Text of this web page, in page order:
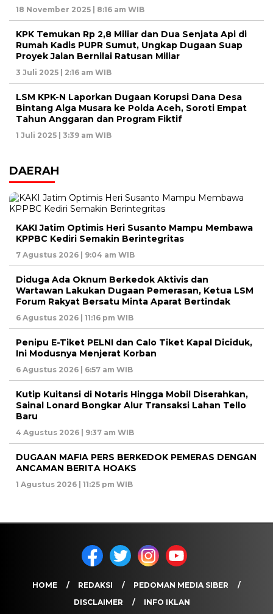
18 November 2025 | 8:16 am WIB
KPK Temukan Rp 2,8 Miliar dan Dua Senjata Api di
Rumah Kadis PUPR Sumut, Ungkap Dugaan Suap
Proyek Jalan Bernilai Ratusan Miliar
3 Juli 2025 | 2:16 am WIB
LSM KPK-N Laporkan Dugaan Korupsi Dana Desa
Bintang Alga Musara ke Polda Aceh, Soroti Empat
Tahun Anggaran dan Program Fiktif
1 Juli 2025 | 3:39 am WIB
DAERAH
KAKI Jatim Optimis Heri Susanto Mampu Membawa
KPPBC Kediri Semakin Berintegritas
7 Agustus 2026 | 9:04 am WIB
Diduga Ada Oknum Berkedok Aktivis dan
Wartawan Lakukan Dugaan Pemerasan, Ketua LSM
Forum Rakyat Bersatu Minta Aparat Bertindak
6 Agustus 2026 | 11:16 pm WIB
Penipu E-Tiket PELNI dan Calo Tiket Kapal Diciduk,
Ini Modusnya Menjerat Korban
6 Agustus 2026 | 6:57 am WIB
Kutip Kuitansi di Notaris Hingga Mobil Diserahkan,
Sainal Lonard Bongkar Alur Transaksi Lahan Tello
Baru
4 Agustus 2026 | 9:37 am WIB
DUGAAN MAFIA PERS BERKEDOK PEMERAS DENGAN
ANCAMAN BERITA HOAKS
1 Agustus 2026 | 11:25 pm WIB
HOME REDAKSI
PEDOMAN MEDIA SIBER
DISCLAIMER
INFO IKLAN